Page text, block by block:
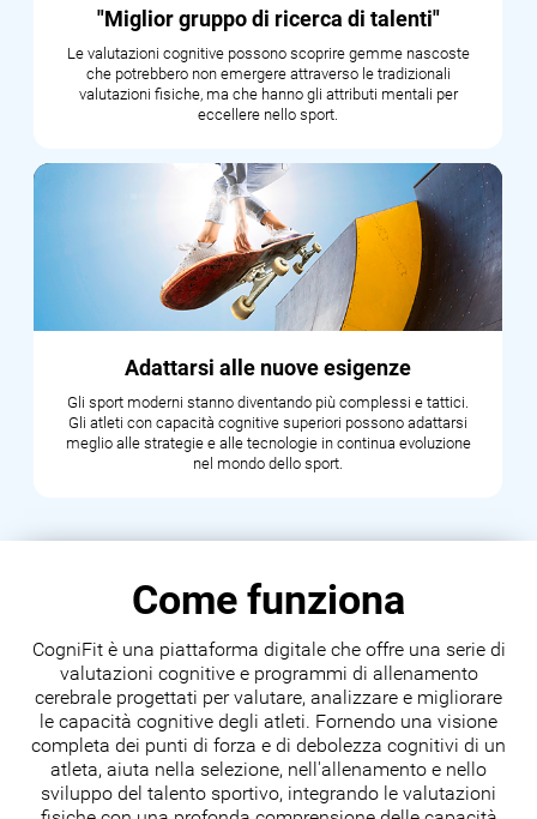
"Miglior gruppo di ricerca di talenti"
Le valutazioni cognitive possono scoprire gemme nascoste
che potrebbero non emergere attraverso le tradizionali
valutazioni fisiche, ma che hanno gli attributi mentali per
eccellere nello sport.
Adattarsi alle nuove esigenze
Gli sport moderni stanno diventando più complessi e tattici.
Gli atleti con capacità cognitive superiori possono adattarsi
meglio alle strategie e alle tecnologie in continua evoluzione
nel mondo dello sport.
Come funziona
CogniFit è una piattaforma digitale che offre una serie di
valutazioni cognitive e programmi di allenamento
cerebrale progettati per valutare, analizzare e migliorare
le capacità cognitive degli atleti. Fornendo una visione
completa dei punti di forza e di debolezza cognitivi di un
atleta, aiuta nella selezione, nell'allenamento e nello
sviluppo del talento sportivo, integrando le valutazioni